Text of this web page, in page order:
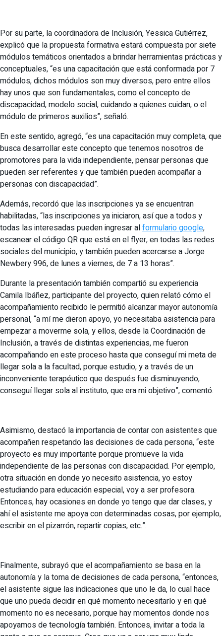
Por su parte, la coordinadora de Inclusión, Yessica Gutiérrez,
explicó que la propuesta formativa estará compuesta por siete
módulos temáticos orientados a brindar herramientas prácticas y
conceptuales, “es una capacitación que está conformada por 7
módulos, dichos módulos son muy diversos, pero entre ellos
hay unos que son fundamentales, como el concepto de
discapacidad, modelo social, cuidando a quienes cuidan, o el
módulo de primeros auxilios”, señaló.
En este sentido, agregó, “es una capacitación muy completa, que
busca desarrollar este concepto que tenemos nosotros de
promotores para la vida independiente, pensar personas que
pueden ser referentes y que también pueden acompañar a
personas con discapacidad”.
Además, recordó que las inscripciones ya se encuentran
habilitadas, “las inscripciones ya iniciaron, así que a todos y
todas las interesadas pueden ingresar alformulario google,
escanear el código QR que está en el flyer, en todas las redes
sociales del municipio, y también pueden acercarse a Jorge
Newbery 996, de lunes a viernes, de 7 a 13 horas”.
Durante la presentación también compartió su experiencia
Camila Ibáñez, participante del proyecto, quien relató cómo el
acompañamiento recibido le permitió alcanzar mayor autonomía
personal, “a mí me dieron apoyo, yo necesitaba asistencia para
empezar a moverme sola, y ellos, desde la Coordinación de
Inclusión, a través de distintas experiencias, me fueron
acompañando en este proceso hasta que conseguí mi meta de
llegar sola a la facultad, porque estudio, y a través de un
inconveniente terapéutico que después fue disminuyendo,
conseguí llegar sola al instituto, que era mi objetivo”, comentó.
Asimismo, destacó la importancia de contar con asistentes que
acompañen respetando las decisiones de cada persona, “este
proyecto es muy importante porque promueve la vida
independiente de las personas con discapacidad. Por ejemplo,
otra situación en donde yo necesito asistencia, yo estoy
estudiando para educación especial, voy a ser profesora.
Entonces, hay ocasiones en donde yo tengo que dar clases, y
ahí el asistente me apoya con determinadas cosas, por ejemplo,
escribir en el pizarrón, repartir copias, etc.”.
Finalmente, subrayó que el acompañamiento se basa en la
autonomía y la toma de decisiones de cada persona, “entonces,
el asistente sigue las indicaciones que uno le da, lo cual hace
que uno pueda decidir en qué momento necesitarlo y en qué
momento no es necesario, porque hay momentos donde nos
apoyamos de tecnología también. Entonces, invitar a toda la